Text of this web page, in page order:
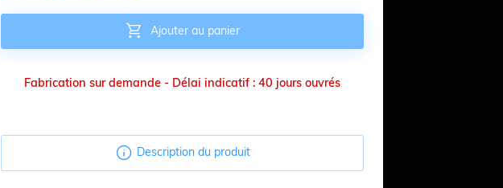
 Ajouter au panier
Fabrication sur demande - Délai indicatif : 40 jours ouvrés
 Description du produit